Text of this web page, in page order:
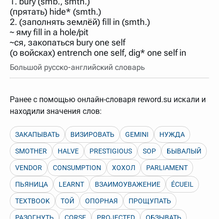
нужно будет нажать на кнопку "Найти".
Для более сложных случаев существует возможность
указывать несколько слов в запросе. Например, если
написать в строке запроса "Пушкин поэт" и нажать
"Найти", выведутся все словарные статьи о поэте
Пушкине, но не о городе.
В сложных запросах тоже могут присутствовать
неизвестные буквы. Например, в кроссворде есть
слово "***м***ов", в задании "русский поэт 19 века".
кавычек). Нажимаем "Найти" и получаем статью
"Лермонтов" и не только.
словарь вверх или вниз за прямоугольник слева от
названия словаря. Также можно выключать ненужные
(прятать) hide* (smth.)
2. (заполнять землёй) fill in (smth.)
~ яму fill in a hole/pit
~ся, закопаться bury one self
(о войсках) entrench one self, dig* one self in
Большой русско-английский словарь
Ранее с помощью онлайн-словаря reword.su искали и
находили значения слов:
ЗАКАПЫВАТЬ ВИЗИРОВАТЬ GEMINI НУЖДА
SMOTHER HALVE PRESTIGIOUS SOP БЫВАЛЫЙ
VENDOR CONSUMPTION ХОХОЛ PARLIAMENT
ПЬЯНИЦА LEARNT ВЗАИМОУВАЖЕНИЕ ÉCUEIL
TEXTBOOK ТОЙ ОПОРНАЯ ПРОЩУПАТЬ